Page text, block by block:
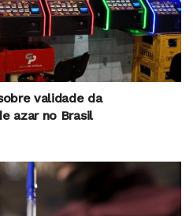
validade da
azar no Brasil